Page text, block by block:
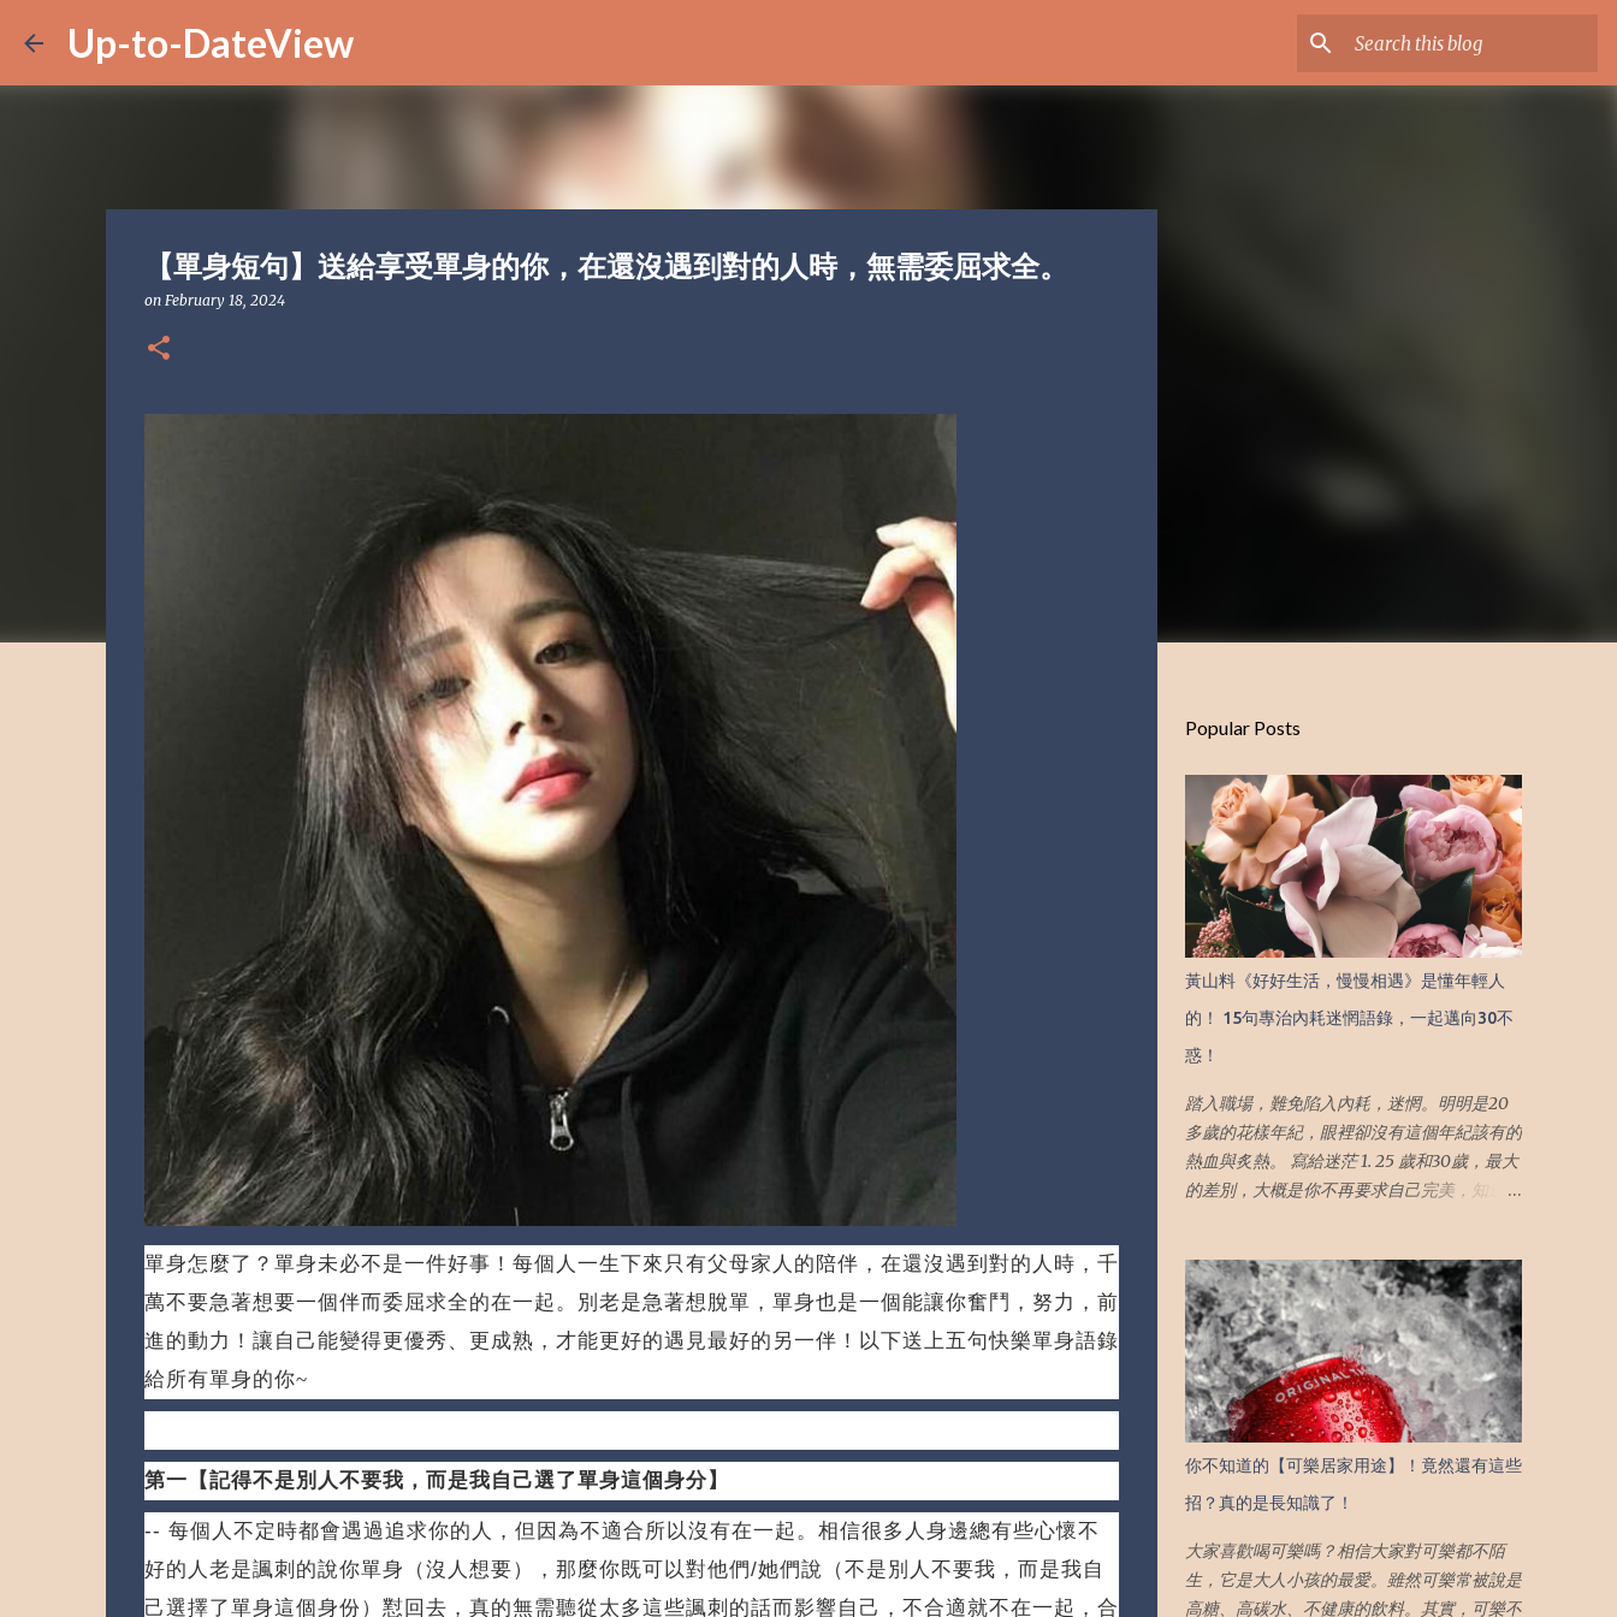
Up-to-DateView
【單身短句】送給享受單身的你，在還沒遇到對的人時，無需委屈求全。
on February 18, 2024
單身怎麼了？ 單身未必不是一件好事！ 每個人一生下來只有父母家人的陪伴，在還沒遇到對的人時，千
萬不要急著想要一個伴而委屈求全的在一起。
別老是急著想脫單，單身也是一個能讓你奮鬥，努力，前
進的動力！ 讓自己能變得更優秀、更成熟，才能更好的遇見最好的另一伴！ 以下送上五句快樂單身語錄
給所有單身的你~
第一【記得不是別人不要我，而是我自己選了單身這個身分】
-- 每個人不定時都會遇過追求你的人，但因為不適合所以沒有在一起。 相信很多人身邊總有些心懷不
好的人老是諷刺的說你單身（沒人想要），那麼你既可以對他們/她們說（不是別人不要我，而是我自
己選擇了單身這個身份）懟回去，真的無需聽從太多這些諷刺的話而影響自己，不合適就不在一起，合
Popular Posts
黃山料《好好生活，慢慢相遇》是懂年輕人
的！ 15句專治內耗迷惘語錄，一起邁向30不
惑！
踏入職場，難免陷入內耗，迷惘。明明是20
多歲的花樣年紀，眼裡卻沒有這個年紀該有的
熱血與炙熱。 寫給迷茫 1. 25 歲和30歲，最大
的差別，大概是你不再要求自己完美，知道自
的我們或許會為自己辦不到的事而耿耿於懷，
但隨著年齡的增長，閱歷的增加；我們終將明
白有些事無關乎自身努力，只能接受結果）
。 2. 不再需要靠別人讚美來成就自己 （無可
否認，人是需要來自他人的認同感來肯定自身
價值。但是，在這過程中，我們往往為了他人
的讚美而違背了自己的初衷） 寫給焦慮 3. 我
掉眼淚，是因為我住在一個"家"，這個家卻沒
有歸屬感 （與其一直追求名義上的「家」 不
生最爽的不是賺許多錢，而是剛剛好的錢，活
出熱愛的生活 （只有把生活與工作劃清界
你不知道的【可樂居家用途】！竟然還有這些
招？真的是長知識了！
大家喜歡喝可樂嗎？相信大家對可樂都不陌
生，它是大人小孩的最愛。雖然可樂常被說是
高糖、高碳水、不健康的飲料。其實，可樂不